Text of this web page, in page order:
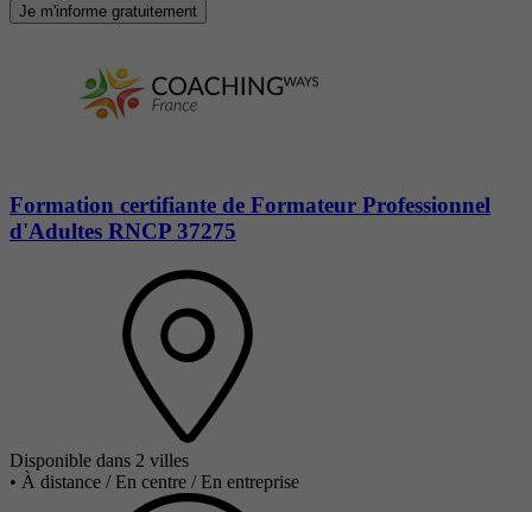
Je m'informe gratuitement
Formation certifiante de Formateur Professionnel
d'Adultes RNCP 37275
Disponible dans 2 villes
• À distance / En centre / En entreprise